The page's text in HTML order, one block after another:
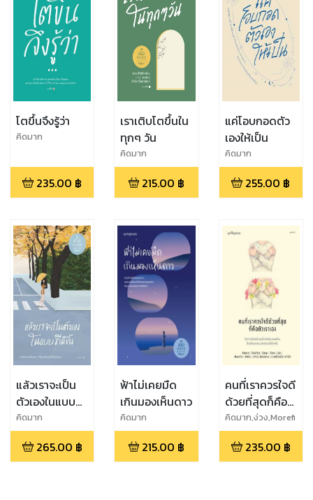
โตขึ้นจึงรู้ว่า
คิดมาก
235.00 ฿
เราเติบโตขึ้นใน
ทุกๆ วัน
คิดมาก
215.00 ฿
แค่โอบกอดตัว
เองให้เป็น
คิดมาก
255.00 ฿
แล้วเราจะเป็น
ตัวเองในแบบที่
ดีขึ้น
คิดมาก
265.00 ฿
ฟ้าไม่เคยมืด
เกินมองเห็นดาว
คิดมาก
215.00 ฿
คนที่เราควรใจดี
ด้วยที่สุดก็คือ
ตัวเราเอง
คิดมาก,ง่วง,Morefi
n,ชัยยะ,1991,อิส
ญะ,กาลครั้ง
หนึ่ง,Octobrae,บ้า
235.00 ฿